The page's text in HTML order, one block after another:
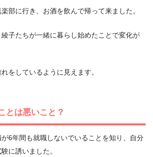
部に行き、お酒を飲んで帰って来ました。
子たちが一緒に暮らし始めたことで変化が
をしているように見えます。
とは悪いこと？
6年間も就職しないでいることを知り、自分
に誘いました。